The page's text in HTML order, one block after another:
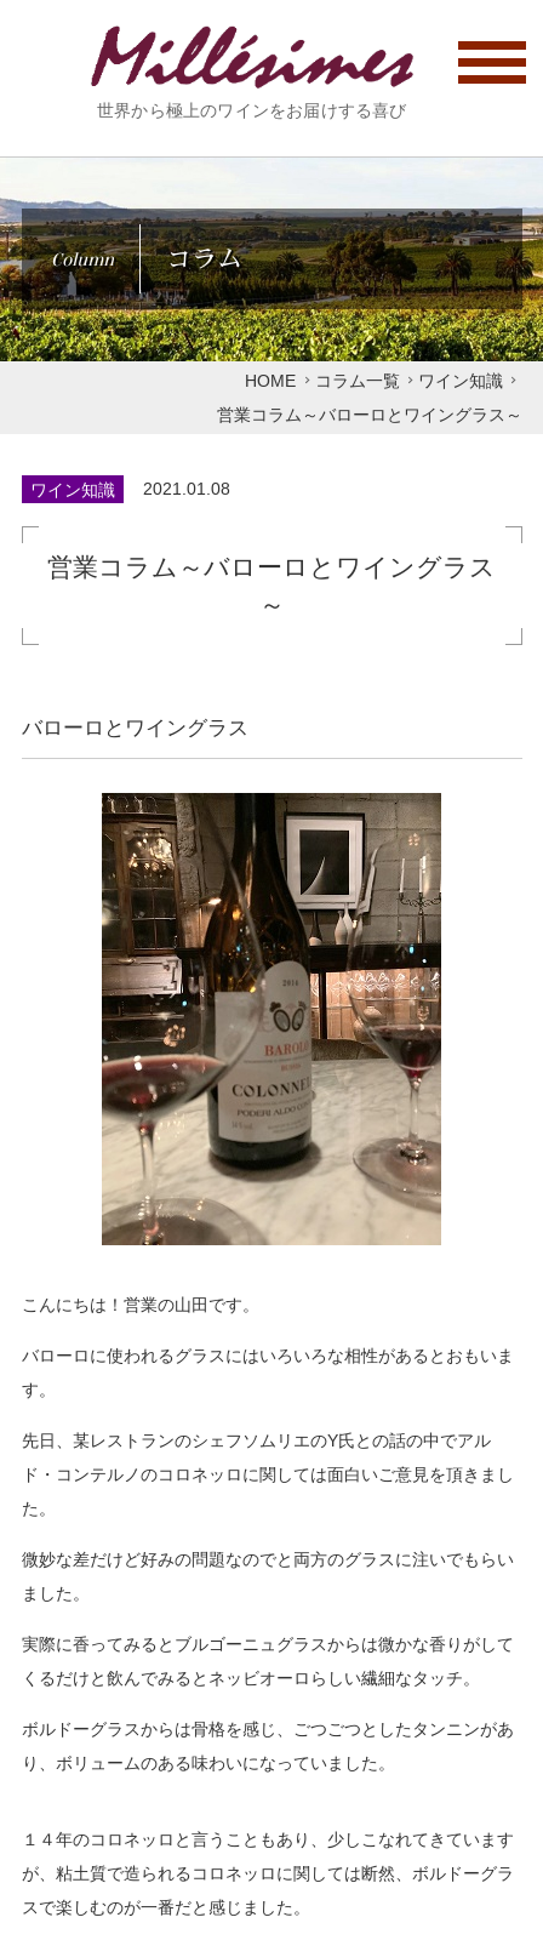
世界から極上のワインをお届けする喜び
Column コラム
HOME コラム一覧
ワイン知識
営業コラム～バローロとワイングラス～
ワイン知識 2021.01.08
営業コラム～バローロとワイングラス
～
バローロとワイングラス
こんにちは！営業の山田です。
バローロに使われるグラスにはいろいろな相性があるとおもいま
す。
先日、某レストランのシェフソムリエのY氏との話の中でアル
ド・コンテルノのコロネッロに関しては面白いご意見を頂きまし
た。
微妙な差だけど好みの問題なのでと両方のグラスに注いでもらい
ました。
実際に香ってみるとブルゴーニュグラスからは微かな香りがして
くるだけと飲んでみるとネッビオーロらしい繊細なタッチ。
ボルドーグラスからは骨格を感じ、ごつごつとしたタンニンがあ
り、ボリュームのある味わいになっていました。
１４年のコロネッロと言うこともあり、少しこなれてきています
が、粘土質で造られるコロネッロに関しては断然、ボルドーグラ
スで楽しむのが一番だと感じました。